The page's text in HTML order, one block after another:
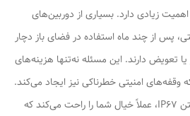
زیادی دارد. بسیاری از دوربین‌های
پس از چند ماه استفاده در فضای باز دچار
تعویض دارند. این مسئله نه‌تنها هزینه‌های
وقفه‌های امنیتی خطرناکی نیز ایجاد می‌کند.
اما دوربین Hongnaer با داشتن IP67، عملاً خیال شما را راحت می‌کند که